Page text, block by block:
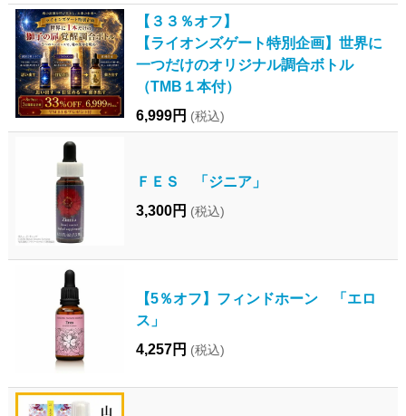
【３３％オフ】
【ライオンズゲート特別企画】世界に
一つだけのオリジナル調合ボトル
（TMB１本付）
6,999円 (税込)
ＦＥＳ 「ジニア」
3,300円 (税込)
【5％オフ】フィンドホーン 「エロ
ス」
4,257円 (税込)